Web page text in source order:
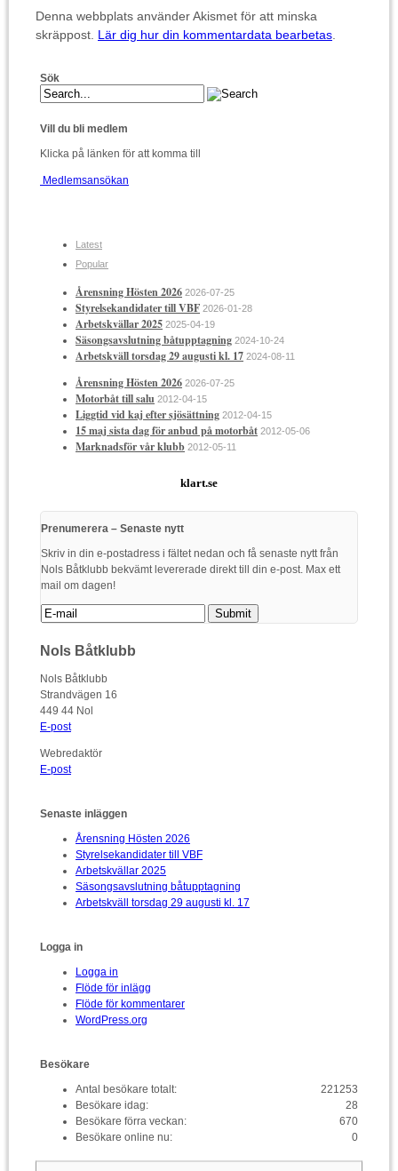
Denna webbplats använder Akismet för att minska
skräppost. Lär dig hur din kommentardata bearbetas.
Sök
Vill du bli medlem
Klicka på länken för att komma till
Medlemsansökan
Latest
Popular
Årensning Hösten 2026 2026-07-25
Styrelsekandidater till VBF 2026-01-28
Arbetskvällar 2025 2025-04-19
Säsongsavslutning båtupptagning 2024-10-24
Arbetskväll torsdag 29 augusti kl. 17 2024-08-11
Årensning Hösten 2026 2026-07-25
Motorbåt till salu 2012-04-15
Liggtid vid kaj efter sjösättning 2012-04-15
15 maj sista dag för anbud på motorbåt 2012-05-06
Marknadsför vår klubb 2012-05-11
klart.se
Prenumerera – Senaste nytt
Skriv in din e-postadress i fältet nedan och få senaste nytt från
Nols Båtklubb bekvämt levererade direkt till din e-post. Max ett
mail om dagen!
Nols Båtklubb
Nols Båtklubb
Strandvägen 16
449 44 Nol
E-post
Webredaktör
E-post
Senaste inläggen
Årensning Hösten 2026
Styrelsekandidater till VBF
Arbetskvällar 2025
Säsongsavslutning båtupptagning
Arbetskväll torsdag 29 augusti kl. 17
Logga in
Logga in
Flöde för inlägg
Flöde för kommentarer
WordPress.org
Besökare
221253
Antal besökare totalt:
28
Besökare idag:
670
Besökare förra veckan:
0
Besökare online nu: